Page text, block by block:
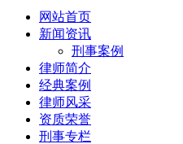
网站首页
新闻资讯
刑事案例
律师简介
经典案例
律师风采
资质荣誉
刑事专栏